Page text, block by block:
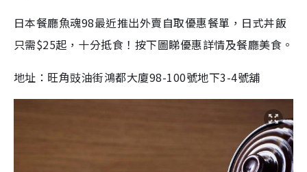
日本餐廳魚魂98最近推出外賣自取優惠餐單，日式丼飯
只需$25起，十分抵食！按下圖睇優惠詳情及餐廳美食。
地址： 旺角豉油街鴻都大廈98-100號地下3-4號舖